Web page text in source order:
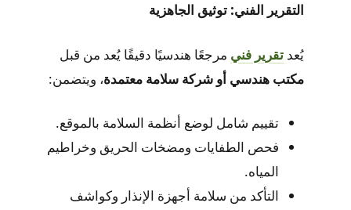
التقرير الفني: توثيق الجاهزية
يُعد تقرير فني مرجعًا هندسيًا دقيقًا يُعد من قبل
مكتب هندسي أو شركة سلامة معتمدة، ويتضمن:
تقييم شامل لوضع أنظمة السلامة بالموقع.
فحص الطفايات ومضخات الحريق وخراطيم
المياه.
التأكد من سلامة أجهزة الإنذار وكواشف